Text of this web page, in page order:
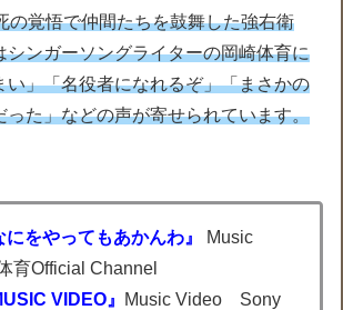
の覚悟で仲間たちを鼓舞した強右衛
シンガーソングライターの岡崎体育に
い」「名役者になれるぞ」「まさかの
った」などの声が寄せられています。
にをやってもあかんわ』
Music
Official Channel
VIDEO』
Music Video Sony